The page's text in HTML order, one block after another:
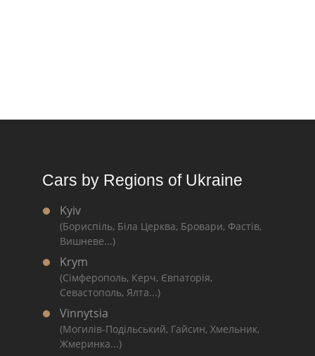
Cars by Regions of Ukraine
Kyiv
(Бориспіль, Біла Церква, Бровари, Фастів,
Вишневе...)
Krym
(Сімферополь, Керч, Євпаторія,
Севастополь, Ялта...)
Vinnytsia
(Могилів-Подільський, Гайсин, Хмельник,
Жмеринка...)